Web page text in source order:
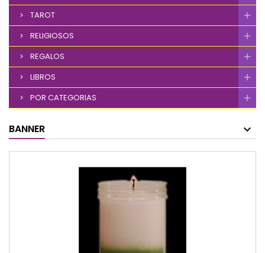
TAROT
RELIGIOSOS
REGALOS
LIBROS
POR CATEGORIAS
BANNER